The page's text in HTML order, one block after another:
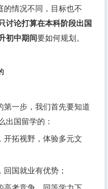
的情况不同，目标也不
讨论打算在本科阶段出国
初中期间要如何规划。
第一步，我们首先要知道
出国留学的：
开拓视野，体验多元文
国就业有优势；